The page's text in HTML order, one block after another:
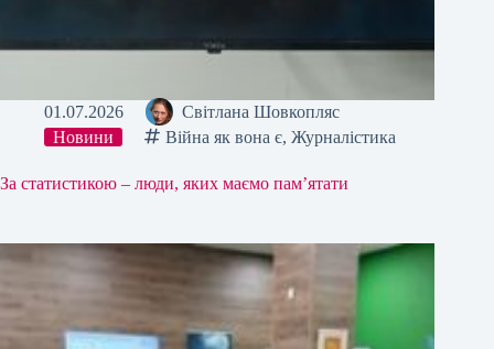
01.07.2026
Світлана Шовкопляс
Новини
Війна як вона є, Журналістика
За статистикою – люди, яких маємо пам’ятати